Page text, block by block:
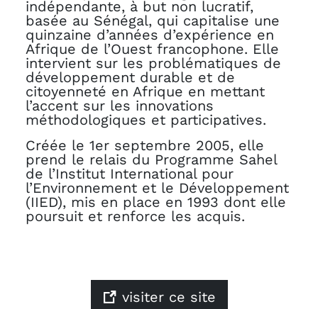
indépendante, à but non lucratif,
basée au Sénégal, qui capitalise une
quinzaine d’années d’expérience en
Afrique de l’Ouest francophone. Elle
intervient sur les problématiques de
développement durable et de
citoyenneté en Afrique en mettant
l’accent sur les innovations
méthodologiques et participatives.
Créée le 1er septembre 2005, elle
prend le relais du Programme Sahel
de l’Institut International pour
l’Environnement et le Développement
(IIED), mis en place en 1993 dont elle
poursuit et renforce les acquis.
visiter ce site